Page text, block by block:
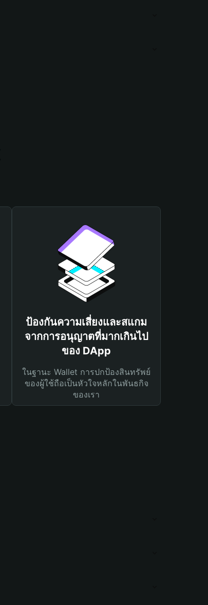
ป้องกันความเสี่ยงและสแกม
จากการอนุญาตที่มากเกินไป
ของ DApp
ในฐานะ Wallet การปกป้องสินทรัพย์
ของผู้ใช้ถือเป็นหัวใจหลักในพันธกิจ
ของเรา